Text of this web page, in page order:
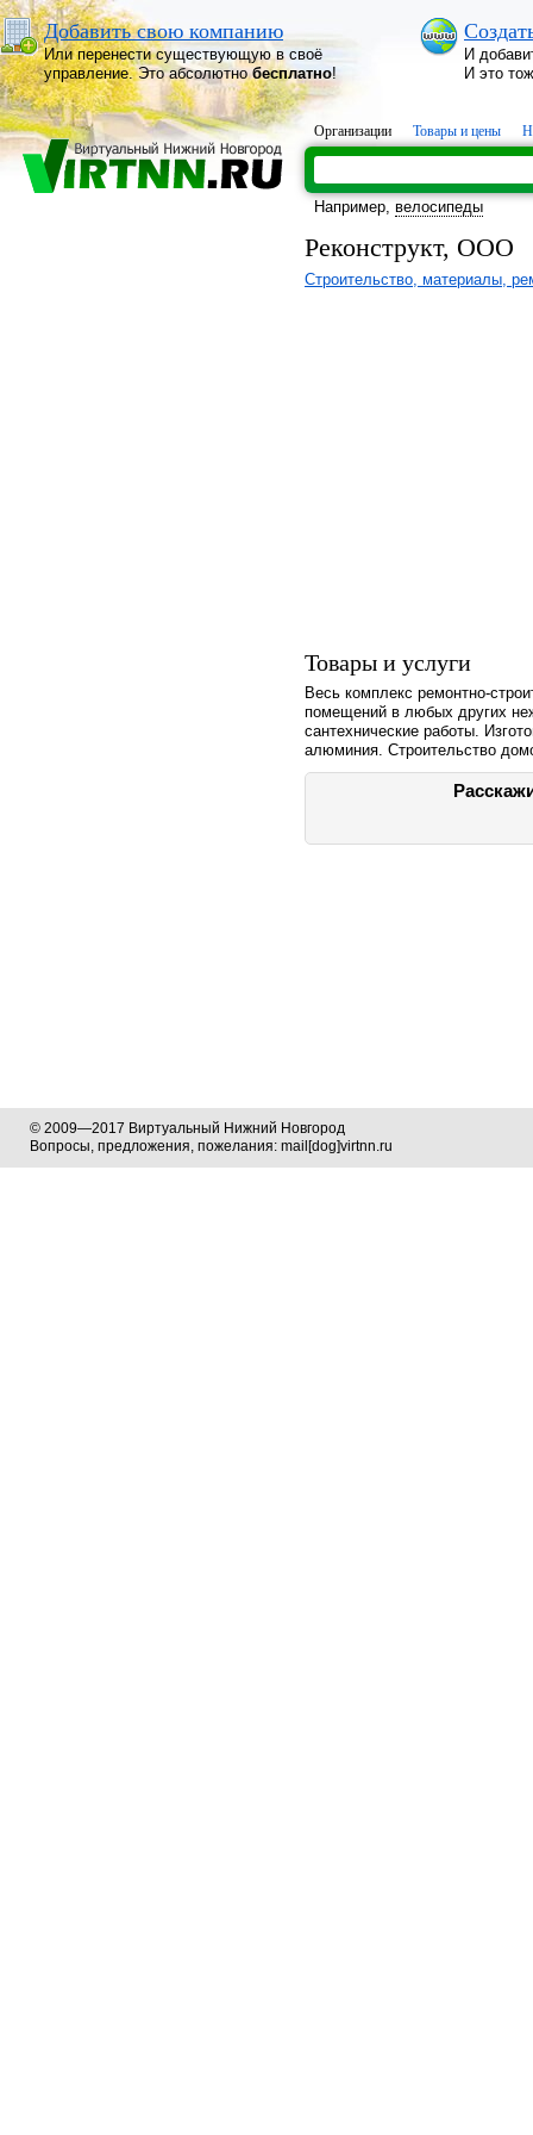
Добавить свою компанию
Или перенести существующую в своё
управление. Это абсолютнобесплатно!
И
И это
Организации Товары и цены
Например, велосипеды
Реконструкт, ООО
Строительство, материалы,
Товары и услуги
Весь комплекс ремонтно-
помещений в любых других
сантехнические работы.
алюминия. Строительство
© 2009—2017 Виртуальный Нижний Новгород
Вопросы, предложения, пожелания: mail[dog]virtnn.ru